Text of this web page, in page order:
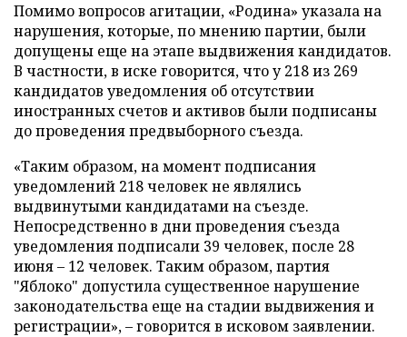
Помимо вопросов агитации, «Родина» указала на
нарушения, которые, по мнению партии, были
допущены еще на этапе выдвижения кандидатов.
В частности, в иске говорится, что у 218 из 269
кандидатов уведомления об отсутствии
иностранных счетов и активов были подписаны
до проведения предвыборного съезда.
«Таким образом, на момент подписания
уведомлений 218 человек не являлись
выдвинутыми кандидатами на съезде.
Непосредственно в дни проведения съезда
уведомления подписали 39 человек, после 28
июня – 12 человек. Таким образом, партия
"Яблоко" допустила существенное нарушение
законодательства еще на стадии выдвижения и
регистрации», – говорится в исковом заявлении.